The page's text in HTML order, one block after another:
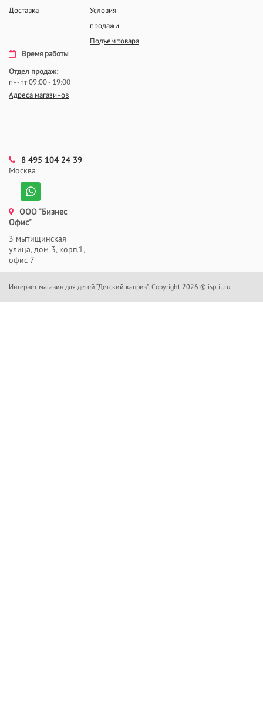
Доставка
Условия
продажи
Подъем товара
Время работы
Отдел продаж:
пн-пт 09:00 - 19:00
Адреса магазинов
8 495 104 24 39
Москва
ООО "Бизнес
Офис"
3 мытищинская
улица, дом 3, корп.1,
офис 7
Интернет-магазин для детей “Детский каприз”. Copyright 2026 © isplit.ru